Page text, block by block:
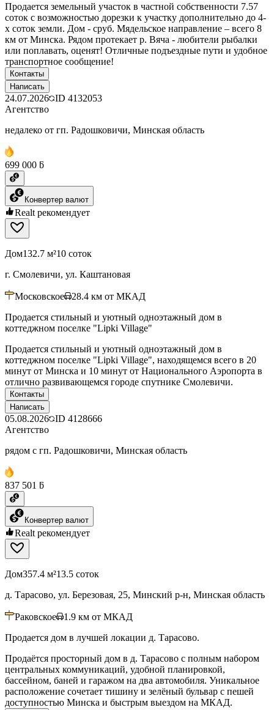
Продается земельный участок в частной собственности 7.57
соток с возможностью дорезки к участку дополнительно до 4-
х соток земли. Дом - сруб. Мядельское направление – всего 8
км от Минска. Рядом протекает р. Вяча - любители рыбалки
или поплавать, оценят! Отличные подъездные пути и удобное
транспортное сообщение!
Контакты
Написать
24.07.2026 ID 4132053
Агентство
недалеко от гп. Радошковичи, Минская область
699 000 ƃ
Конвертер валют
Realt рекомендует
Дом132.7 м²10 соток
г. Смолевичи, ул. Каштановая
Московское 28.4 км от МКАД
Продается стильный и уютный одноэтажный дом в
коттеджном поселке "Lipki Village"
Продается стильный и уютный одноэтажный дом в
коттеджном поселке "Lipki Village", находящемся всего в 20
минут от Минска и 10 минут от Национального Аэропорта в
отлично развивающемся городе спутнике Смолевичи.
Контакты
Написать
05.08.2026 ID 4128666
Агентство
рядом с гп. Радошковичи, Минская область
837 501 ƃ
Конвертер валют
Realt рекомендует
Дом357.4 м²13.5 соток
д. Тарасово, ул. Березовая, 25, Минский р-н, Минская область
Раковское 1.9 км от МКАД
Продается дом в лучшей локации д. Тарасово.
Продаётся просторный дом в д. Тарасово с полным набором
центральных коммуникаций, удобной планировкой,
бассейном, баней и гаражом на два автомобиля. Уникальное
расположение сочетает тишину и зелёный бульвар с пешей
доступностью Минска и быстрым выездом на МКАД.